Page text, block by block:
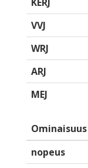
VVJ
WRJ
ARJ
MEJ
Ominaisuus
nopeus